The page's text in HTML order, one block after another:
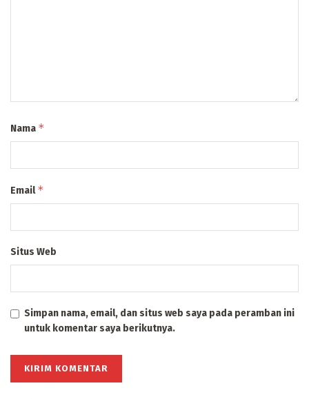
Nama *
Email*
Situs Web
Simpan nama, email, dan situs web saya pada peramban ini
untuk komentar saya berikutnya.